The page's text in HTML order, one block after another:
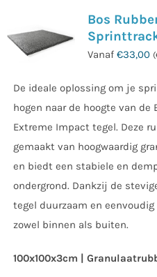
Bos
Vanaf €33,00 (
De ideale oplossing om je
hogen naar de hoogte van de
Extreme Impact tegel. Deze
gemaakt van hoogwaardig
en biedt een stabiele en
ondergrond. Dankzij de
tegel duurzaam en
zowel binnen als buiten.
100x100x3cm |